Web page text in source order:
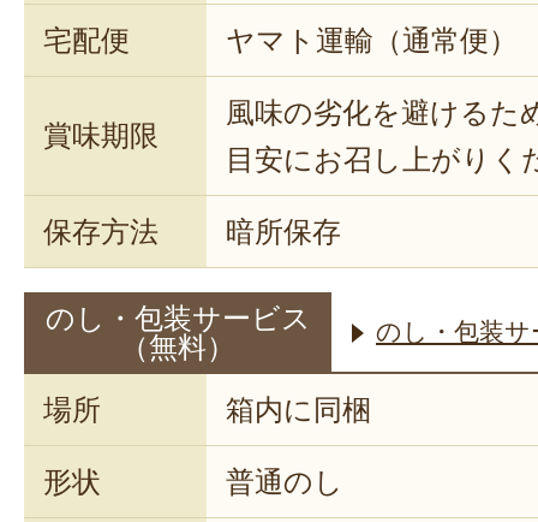
宅配便 ヤマト運輸（通常便）
賞味期限
風味の劣化を避けるた
目安にお召し上がりく
保存方法 暗所保存
のし・包装サービス
（無料）
のし・包装
場所 箱内に同梱
形状 普通のし